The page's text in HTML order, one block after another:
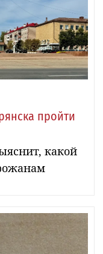
пройти
какой